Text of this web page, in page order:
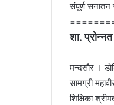
संपूर्ण सनातन
शा.
मन्दसौर ।
सामग्री
शिक्षिका